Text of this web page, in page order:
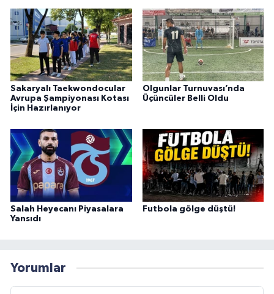
Sakaryalı Taekwondocular
Avrupa Şampiyonası Kotası
İçin Hazırlanıyor
Olgunlar Turnuvası’nda
Üçüncüler Belli Oldu
Salah Heyecanı Piyasalara
Yansıdı
Futbola gölge düştü!
Yorumlar